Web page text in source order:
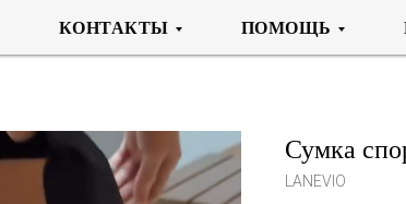
Сумка
LANEVIO
КОНТАКТЫ ПОМОЩЬ